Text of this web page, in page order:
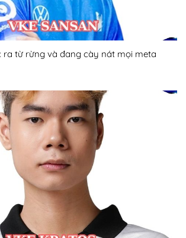
ra từ rừng và đang cày nát mọi meta